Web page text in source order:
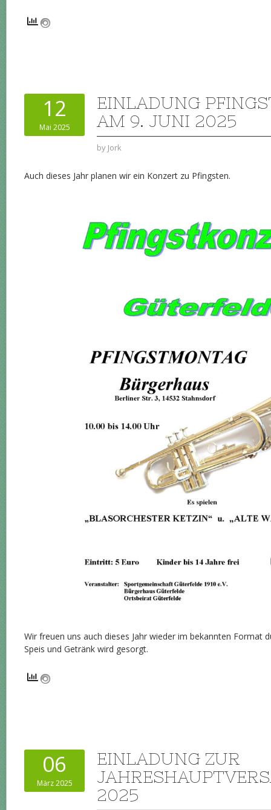
12
Mai 2025
EINLADUNG
AM 9. JUNI 2025
by Jork
Auch dieses Jahr planen wir ein Konzert zu Pfingsten.
Wir freuen uns auch dieses Jahr wieder im bekannten Format
Speis und Getränk wird gesorgt.
06
März 2025
EINLADUNG ZUR
2025